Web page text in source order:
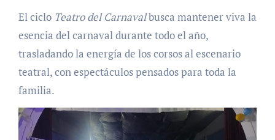
El ciclo Teatro del Carnavalbusca mantener viva la
esencia del carnaval durante todo el año,
trasladando la energía de los corsos al escenario
teatral, con espectáculos pensados para toda la
familia.